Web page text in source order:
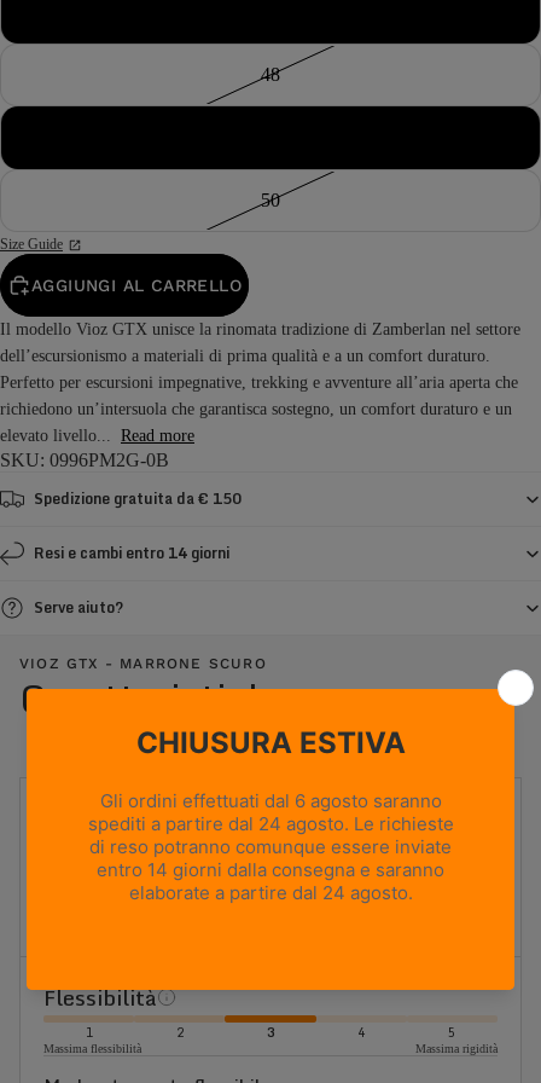
48
50
Size Guide
AGGIUNGI AL CARRELLO
Il modello Vioz GTX unisce la rinomata tradizione di Zamberlan nel settore
dell’escursionismo a materiali di prima qualità e a un comfort duraturo.
Perfetto per escursioni impegnative, trekking e avventure all’aria aperta che
richiedono un’intersuola che garantisca sostegno, un comfort duraturo e un
elevato livello... Read more
SKU: 0996PM2G-0B
Spedizione gratuita da € 150
Resi e cambi entro 14 giorni
Serve aiuto?
VIOZ GTX - MARRONE SCURO
Caratteristiche
UTILIZZO
Caccia in montagna
Based on size US 8 (Half Pair)
ALTEZZA TOMAIA
Flessibilità
1 2 3 4 5
Massima flessibilità Massima rigidità